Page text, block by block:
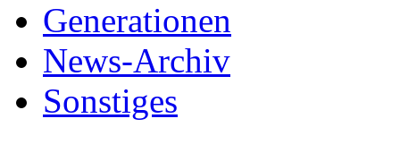
Generationen
News-Archiv
Sonstiges